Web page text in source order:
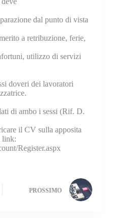
dal punto di vista
a retribuzione, ferie,
utilizzo di servizi
doveri dei lavoratori
di ambo i sessi (Rif. D.
il CV sulla apposita
link:
Register.aspx
PROSSIMO